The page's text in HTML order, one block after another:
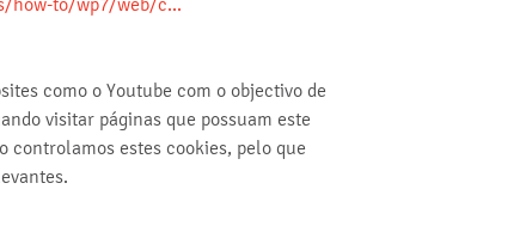
como o Youtube com o objectivo de
visitar páginas que possuam este
controlamos estes cookies, pelo que